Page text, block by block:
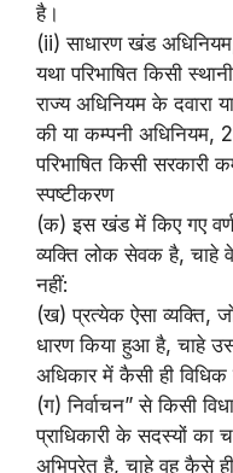
है।
(ii) साधारण खंड
यथा परिभाषित किसी
राज्य अधिनियम के दवारा
की या कम्पनी
परिभाषित किसी सरकारी
स्पष्टीकरण
(क) इस खंड में किए गए
व्यक्ति लोक सेवक है, चाहे वे
नहीं:
(ख) प्रत्येक ऐसा व्यक्ति,
धारण किया हुआ है, चाहे
अधिकार में कैसी ही
(ग) निर्वाचन” से किसी
प्राधिकारी के सदस्यों का
अभिप्रेत है, चाहे वह कैसे